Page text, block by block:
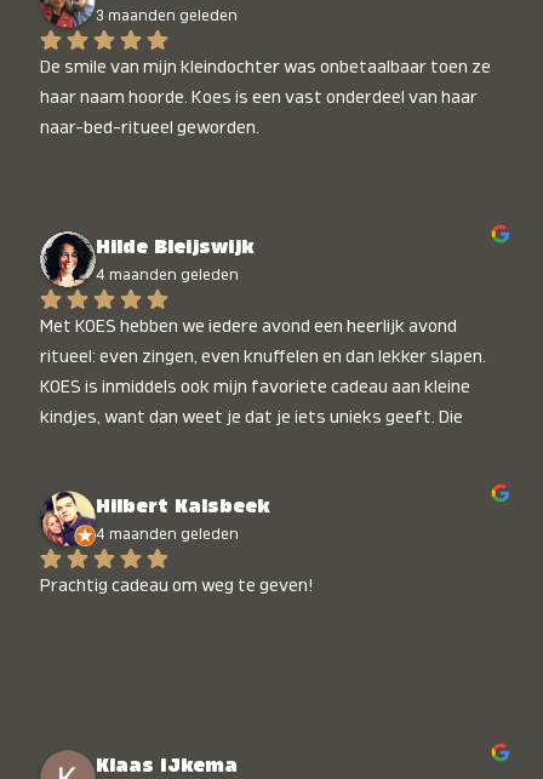
3 maanden geleden
De smile van mijn kleindochter was onbetaalbaar toen ze
haar naam hoorde. Koes is een vast onderdeel van haar
naar-bed-ritueel geworden.
Hilde Bleijswijk
4 maanden geleden
Met KOES hebben we iedere avond een heerlijk avond
ritueel: even zingen, even knuffelen en dan lekker slapen.
KOES is inmiddels ook mijn favoriete cadeau aan kleine
kindjes, want dan weet je dat je iets unieks geeft. Die
Hilbert Kalsbeek
4 maanden geleden
Prachtig cadeau om weg te geven!
Klaas IJkema